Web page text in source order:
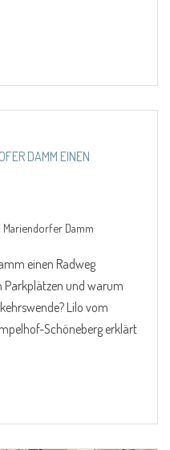
DAMM EINEN
Damm
einen Radweg
Parkplätzen und warum
Lilo vom
Schöneberg erklärt